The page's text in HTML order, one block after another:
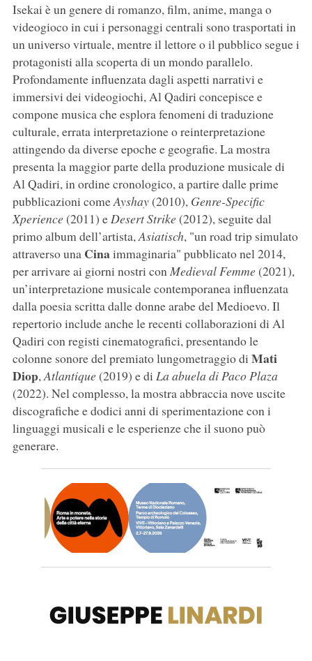
Isekai è un genere di romanzo, film, anime, manga o
videogioco in cui i personaggi centrali sono trasportati in
un universo virtuale, mentre il lettore o il pubblico segue i
protagonisti alla scoperta di un mondo parallelo.
Profondamente influenzata dagli aspetti narrativi e
immersivi dei videogiochi, Al Qadiri concepisce e
compone musica che esplora fenomeni di traduzione
culturale, errata interpretazione o reinterpretazione
attingendo da diverse epoche e geografie. La mostra
presenta la maggior parte della produzione musicale di
Al Qadiri, in ordine cronologico, a partire dalle prime
pubblicazioni comeAyshay(2010), Genre-Specific
Xperience(2011) eDesert Strike(2012), seguite dal
primo album dell’artista,Asiatisch, "un road trip simulato
attraverso una Cinaimmaginaria" pubblicato nel 2014,
per arrivare ai giorni nostri conMedieval Femme(2021),
un’interpretazione musicale contemporanea influenzata
dalla poesia scritta dalle donne arabe del Medioevo. Il
repertorio include anche le recenti collaborazioni di Al
Qadiri con registi cinematografici, presentando le
colonne sonore del premiato lungometraggio di Mati
Diop,Atlantique(2019) e di La abuela di Paco Plaza
(2022). Nel complesso, la mostra abbraccia nove uscite
discografiche e dodici anni di sperimentazione con i
linguaggi musicali e le esperienze che il suono può
generare.